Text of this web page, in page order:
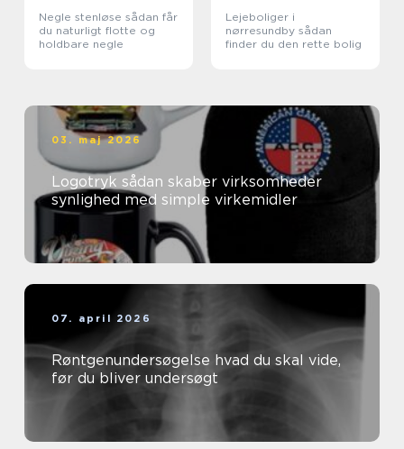
Negle stenløse sådan får
du naturligt flotte og
holdbare negle
Lejeboliger i
nørresundby sådan
finder du den rette bolig
03. maj 2026
Logotryk sådan skaber virksomheder
synlighed med simple virkemidler
07. april 2026
Røntgenundersøgelse hvad du skal vide,
før du bliver undersøgt